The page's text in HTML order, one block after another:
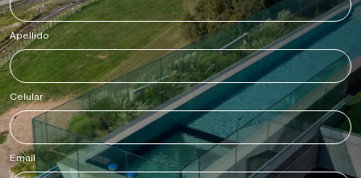
Apellido *
Celular*
Email *